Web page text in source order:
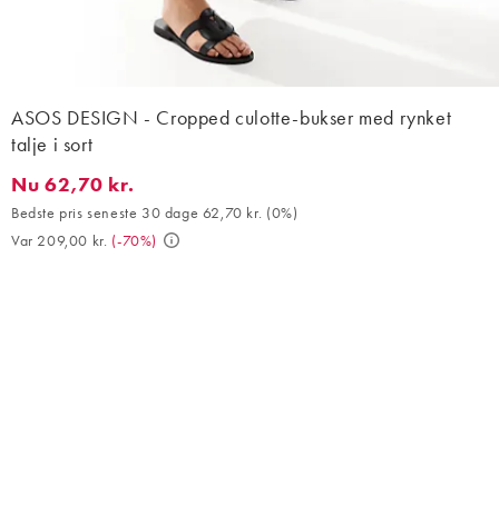
ASOS DESIGN - Cropped culotte-bukser med rynket
talje i sort
Nu 62,70 kr.. Bedste pris seneste 30 dage 62,70 kr. (0%). Var
Nu 62,70 kr.
Bedste pris seneste 30 dage 62,70 kr. (0%)
Var 209,00 kr. (-70%)